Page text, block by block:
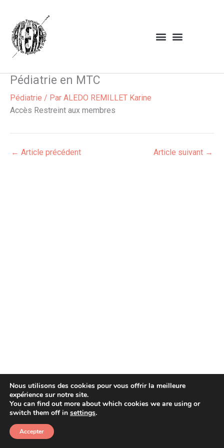
contenu
Pédiatrie en MTC
Pédiatrie / Par ALEDO REMILLET Karine
Accès Restreint aux membres
← Article précédent Article suivant →
Copyright © 2026 Afera
Nous utilisons des cookies pour vous offrir la meilleure
expérience sur notre site.
You can find out more about which cookies we are using or
switch them off in settings.
Accepter